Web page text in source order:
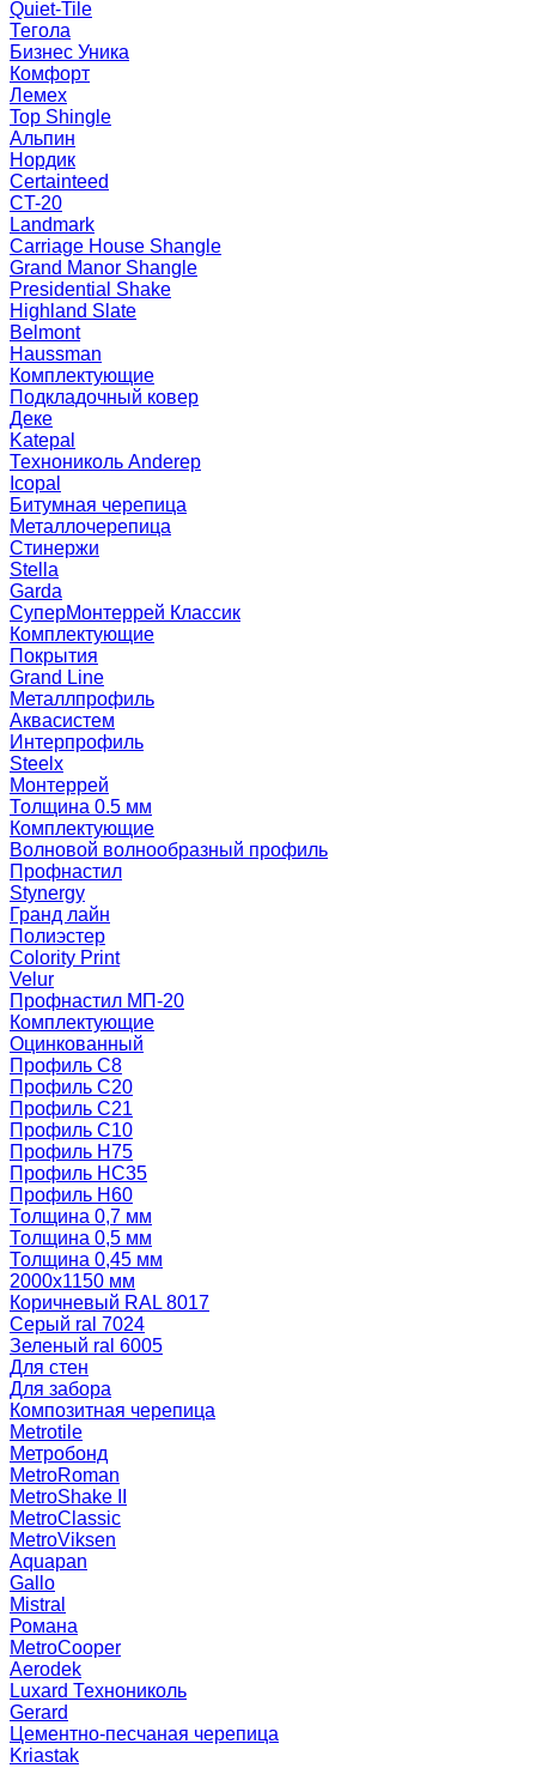
Quiet-Tile
Тегола
Бизнес Уника
Комфорт
Лемех
Top Shingle
Альпин
Нордик
Certainteed
CT-20
Landmark
Carriage House Shangle
Grand Manor Shangle
Presidential Shake
Highland Slate
Belmont
Haussman
Комплектующие
Подкладочный ковер
Деке
Katepal
Технониколь Anderep
Icopal
Битумная черепица
Металлочерепица
Стинержи
Stella
Garda
СуперМонтеррей Классик
Комплектующие
Покрытия
Grand Line
Металлпрофиль
Аквасистем
Интерпрофиль
Steelx
Монтеррей
Толщина 0.5 мм
Комплектующие
Волновой волнообразный профиль
Профнастил
Stynergy
Гранд лайн
Полиэстер
Colority Print
Velur
Профнастил МП-20
Комплектующие
Оцинкованный
Профиль С8
Профиль С20
Профиль С21
Профиль С10
Профиль Н75
Профиль НС35
Профиль Н60
Толщина 0,7 мм
Толщина 0,5 мм
Толщина 0,45 мм
2000х1150 мм
Коричневый RAL 8017
Серый ral 7024
Зеленый ral 6005
Для стен
Для забора
Композитная черепица
Metrotile
Метробонд
MetroRoman
MetroShake II
MetroClassic
MetroViksen
Aquapan
Gallo
Mistral
Романа
MetroCooper
Aerodek
Luxard Технониколь
Gerard
Цементно-песчаная черепица
Kriastak